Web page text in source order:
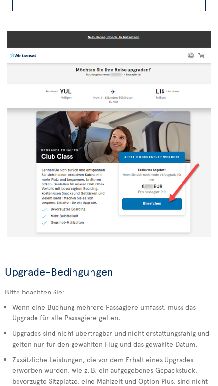
Upgrade-Bedingungen
Bitte beachten Sie:
Wenn eine Buchung mehrere Passagiere umfasst, muss das
Upgrade für alle Passagiere gelten.
Upgrades sind nicht übertragbar und nicht erstattungsfähig und
gelten nur für den gewählten Flug und das gewählte Datum.
Zusätzliche Leistungen, die vor dem Erhalt eines Upgrades
erworben wurden, wie z. B. ein aufgegebenes Gepäckstück,
bevorzugte Sitzplätze, eine Mahlzeit und Option Plus, sind nicht